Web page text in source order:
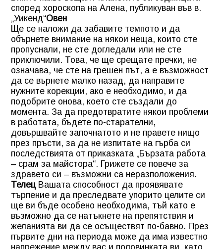
според хороскопа на Алена, публикуван във в.
„Уикенд“Овен
Ще се наложи да забавите темпото и да
обърнете внимание на някои неща, които сте
пропуснали, не сте догледали или не сте
приключили. Това, че ще срещате пречки, не
означава, че сте на грешен път, а е възможност
да се върнете малко назад, да направите
нужните корекции, ако е необходимо, и да
подобрите онова, което сте създали до
момента. За да предотвратите някои проблеми
в работата, бъдете по-старателни,
довършвайте започнатото и не правете нищо
през пръсти, за да не изпитате на гърба си
последствията от приказката „Бързата работа
– срам за майстора“. Грижете се повече за
здравето си – възможни са неразположения.
ТелецВашата способност да проявявате
търпение и да преследвате упорито целите си
ще ви бъде особено необходима, тъй като е
възможно да се натъкнете на препятствия и
желанията ви да се осъществят по-бавно. През
първите дни на периода може да има известно
напрежение между вас и половинката ви, като